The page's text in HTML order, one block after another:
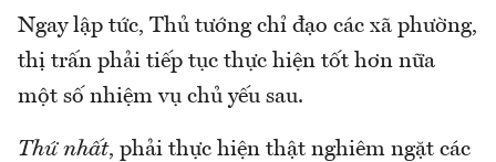
Ngay lập tức, Thủ tướng chỉ đạo các xã phường,
thị trấn phải tiếp tục thực hiện tốt hơn nữa
một số nhiệm vụ chủ yếu sau.
Thứ nhất, phải thực hiện thật nghiêm ngặt các